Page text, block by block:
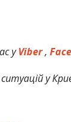
уViber,
у